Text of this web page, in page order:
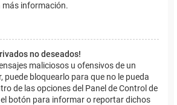
información.
no deseados!
maliciosos u ofensivos de un
puede bloquearlo para que no le pueda
de las opciones del Panel de Control de
botón para informar o reportar dichos